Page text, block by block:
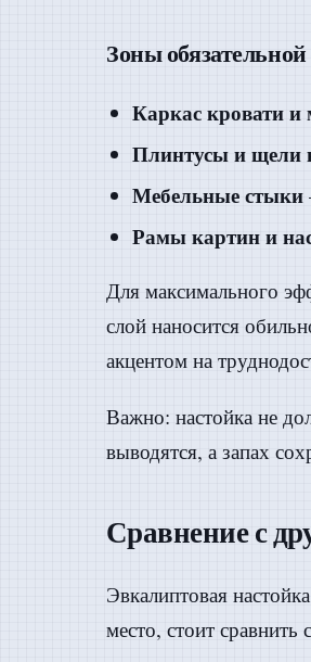
Зоны
Каркас кровати и
Плинтусы и щели
Мебельные стыки
Рамы картин и
Для максимального
слой наносится
акцентом на
Важно: настойка не
выводятся, а запах
Сравнение с
Эвкалиптовая
место, стоит